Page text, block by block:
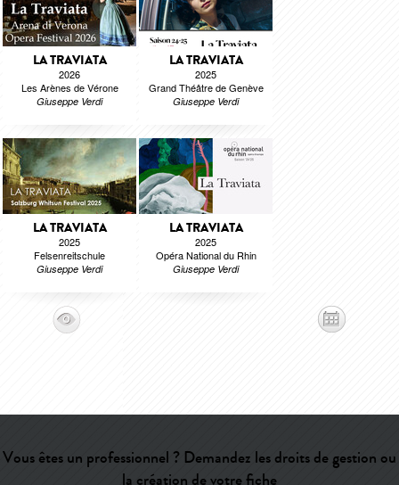
LA TRAVIATA
2026
Les Arènes de Vérone
Giuseppe Verdi
LA TRAVIATA
2025
Grand Théâtre de Genève
Giuseppe Verdi
LA TRAVIATA
2025
Felsenreitschule
Giuseppe Verdi
LA TRAVIATA
2025
Opéra National du Rhin
Giuseppe Verdi
Vous êtes un professionnel ? Demandez les droits de gestion ou
la création de votre fiche